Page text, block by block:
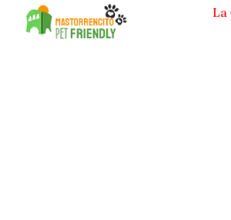
La
Mas